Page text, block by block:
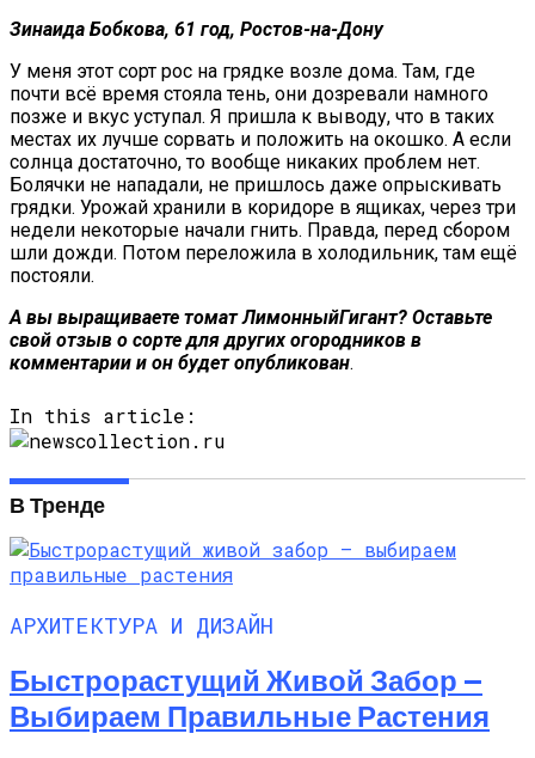
Зинаида Бобкова, 61 год, Ростов-на-Дону
У меня этот сорт рос на грядке возле дома. Там, где
почти всё время стояла тень, они дозревали намного
позже и вкус уступал. Я пришла к выводу, что в таких
местах их лучше сорвать и положить на окошко. А если
солнца достаточно, то вообще никаких проблем нет.
Болячки не нападали, не пришлось даже опрыскивать
грядки. Урожай хранили в коридоре в ящиках, через три
недели некоторые начали гнить. Правда, перед сбором
шли дожди. Потом переложила в холодильник, там ещё
постояли.
А вы выращиваете томатЛимонныйГигант? Оставьте
свой отзыв о сорте для других огородников в
комментарии и он будет опубликован.
In this article:
В Тренде
АРХИТЕКТУРА И ДИЗАЙН
Быстрорастущий Живой Забор —
Выбираем Правильные Растения